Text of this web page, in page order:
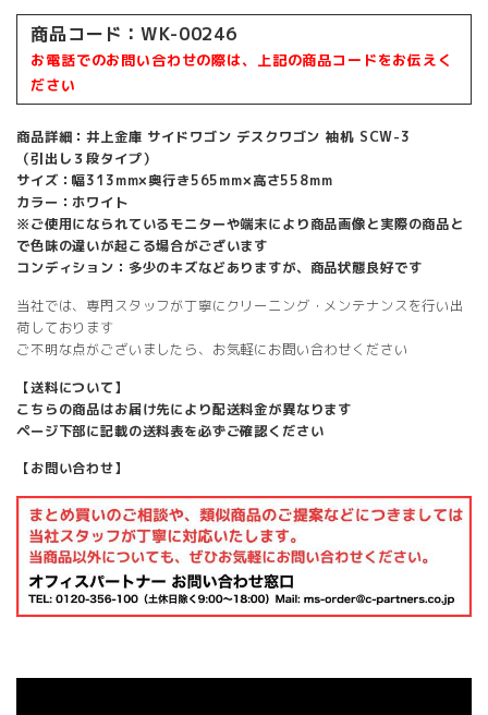
商品コード：WK-00246
お電話でのお問い合わせの際は、上記の商品コードをお伝えく
ださい
商品詳細：井上金庫 サイドワゴン デスクワゴン 袖机 SCW-3
（引出し３段タイプ）
サイズ：幅313mm×奥行き565mm×高さ558mm
カラー：ホワイト
※ご使用になられているモニターや端末により商品画像と実際の商品と
で色味の違いが起こる場合がございます
コンディション：多少のキズなどありますが、商品状態良好です
当社では、専門スタッフが丁寧にクリーニング・メンテナンスを行い出
荷しております
ご不明な点がございましたら、お気軽にお問い合わせください
【送料について】
こちらの商品はお届け先により配送料金が異なります
ページ下部に記載の送料表を必ずご確認ください
【お問い合わせ】